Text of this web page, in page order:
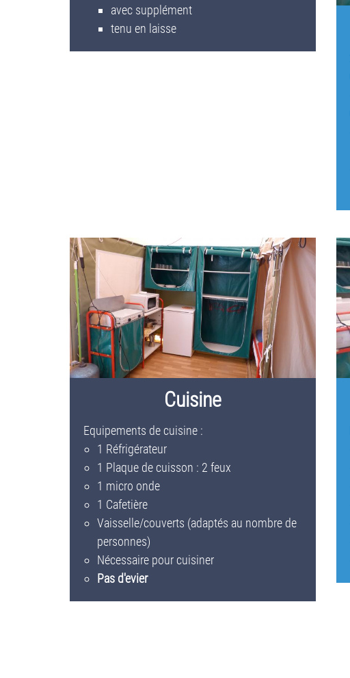
avec supplément
tenu en laisse
Cuisine
Equipements de cuisine :
1 Réfrigérateur
1 Plaque de cuisson : 2 feux
1 micro onde
1 Cafetière
Vaisselle/couverts (adaptés au nombre de
personnes)
Nécessaire pour cuisiner
Pas d'evier